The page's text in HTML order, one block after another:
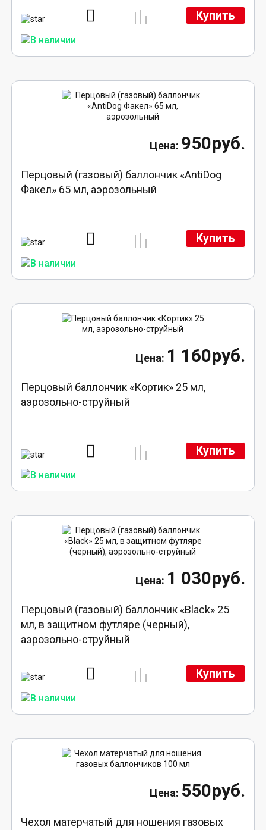
Купить
950руб.
Перцовый (газовый) баллончик «AntiDog
Факел» 65 мл, аэрозольный
Купить
1 160руб.
Перцовый баллончик «Кортик» 25 мл,
аэрозольно-струйный
Купить
1 030руб.
Перцовый (газовый) баллончик «Black» 25
мл, в защитном футляре (черный),
аэрозольно-струйный
Купить
550руб.
Чехол матерчатый для ношения газовых